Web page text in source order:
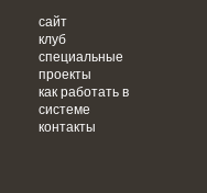
сайт
клуб
специальные
проекты
как работать в
системе
контакты